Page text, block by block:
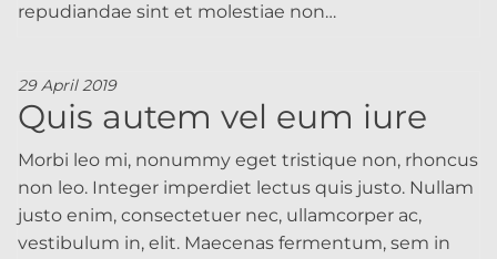
repudiandae sint et molestiae non…
29 April 2019
Quis autem vel eum iure
Morbi leo mi, nonummy eget tristique non, rhoncus
non leo. Integer imperdiet lectus quis justo. Nullam
justo enim, consectetuer nec, ullamcorper ac,
vestibulum in, elit. Maecenas fermentum, sem in